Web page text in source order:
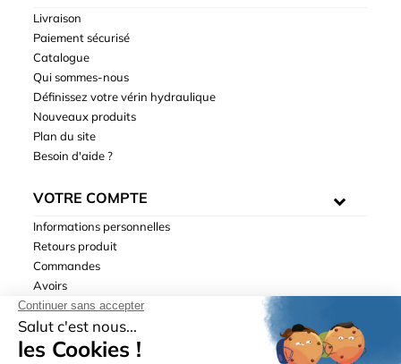
Livraison
Paiement sécurisé
Catalogue
Qui sommes-nous
Définissez votre vérin hydraulique
Nouveaux produits
Plan du site
Besoin d'aide ?
VOTRE COMPTE
Informations personnelles
Retours produit
Commandes
Avoirs
Adresses
Bons de réduction